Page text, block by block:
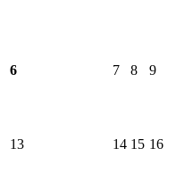
6 7 8 9
13 14 15 16